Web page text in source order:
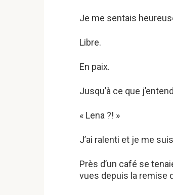
Je me sentais
Libre.
En paix.
Jusqu’à ce que
« Lena ?! »
J’ai ralenti et je me
Près d’un café se
vues depuis la remise